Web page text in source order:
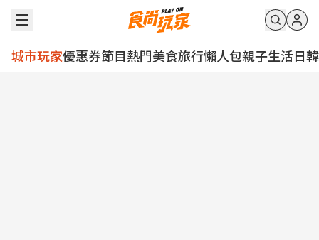
城市玩家優惠券節目熱門美食旅行懶人包親子生活日韓